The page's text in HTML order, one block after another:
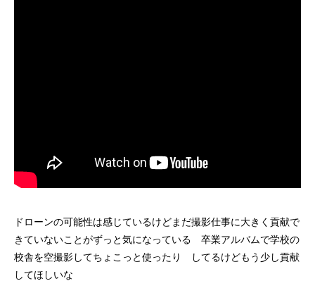
ドローンの可能性は感じているけどまだ撮影仕事に大きく貢献で
きていないことがずっと気になっている 卒業アルバムで学校の
校舎を空撮影してちょこっと使ったり してるけどもう少し貢献
してほしいな